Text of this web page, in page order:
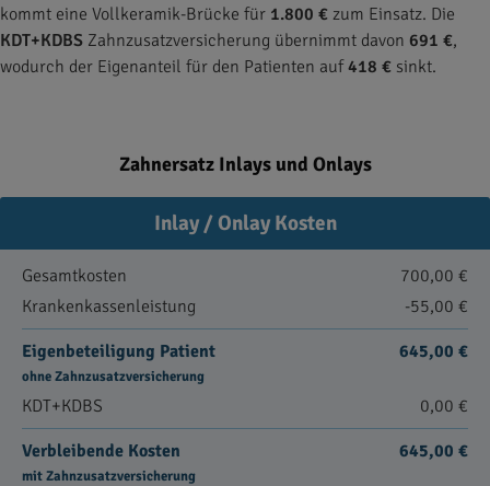
kommt eine Vollkeramik-Brücke für 1.800 € zum Einsatz. Die
KDT+KDBS Zahnzusatzversicherung übernimmt davon 691 €,
wodurch der Eigenanteil für den Patienten auf418 € sinkt.
Zahnersatz Inlays und Onlays
Inlay / Onlay Kosten
Gesamtkosten
700,00 €
Krankenkassenleistung
-55,00 €
Eigenbeteiligung Patient
ohne Zahnzusatzversicherung
645,00 €
KDT+KDBS 0,00 €
Verbleibende Kosten
mit Zahnzusatzversicherung
645,00 €